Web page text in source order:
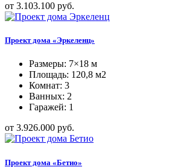
от 3.103.100 руб.
Проект дома «Эркеленц»
Размеры: 7×18 м
Площадь: 120,8 м2
Комнат: 3
Ванных: 2
Гаражей: 1
от 3.926.000 руб.
Проект дома «Бетио»